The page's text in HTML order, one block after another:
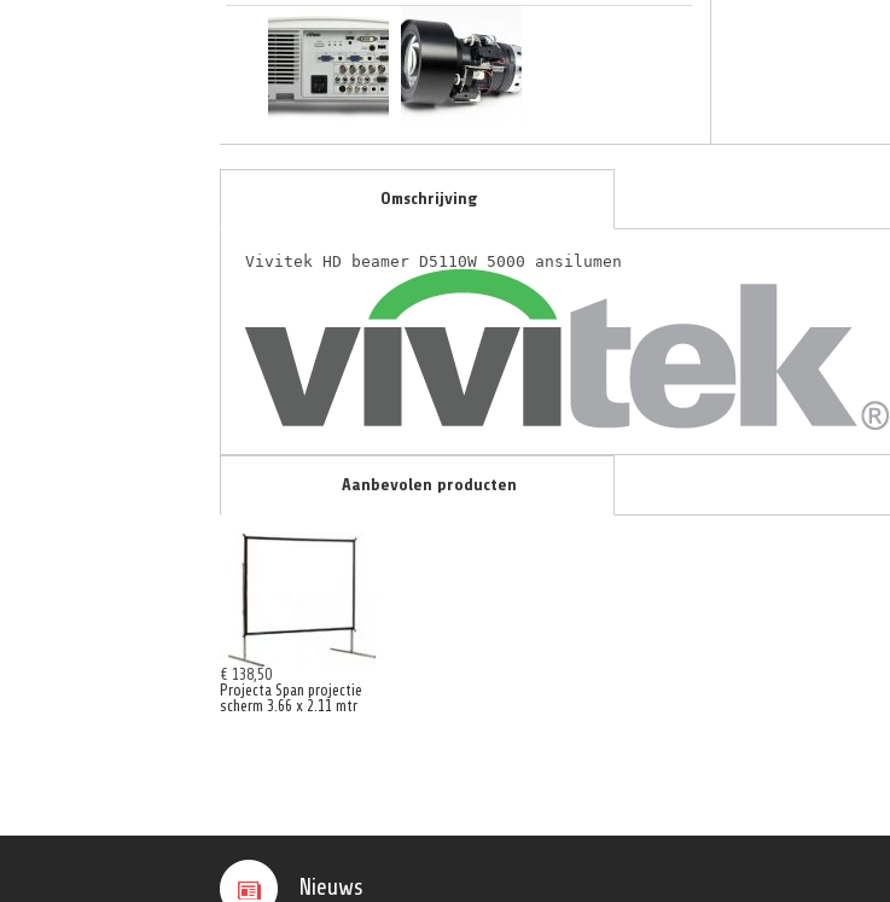
Omschrijving
Vivitek HD beamer D5110W 5000 ansilumen
Aanbevolen producten
€ 138,50
Projecta Span projectie
scherm 3.66 x 2.11 mtr
Nieuws